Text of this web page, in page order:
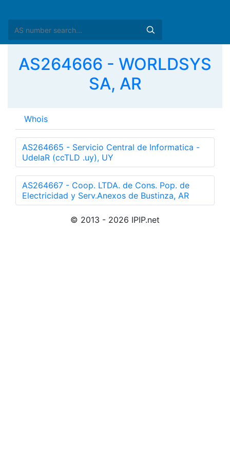
AS264666 - WORLDSYS
SA, AR
Whois
AS264665 - Servicio Central de Informatica -
UdelaR (ccTLD .uy), UY
AS264667 - Coop. LTDA. de Cons. Pop. de
Electricidad y Serv.Anexos de Bustinza, AR
© 2013 - 2026 IPIP.net